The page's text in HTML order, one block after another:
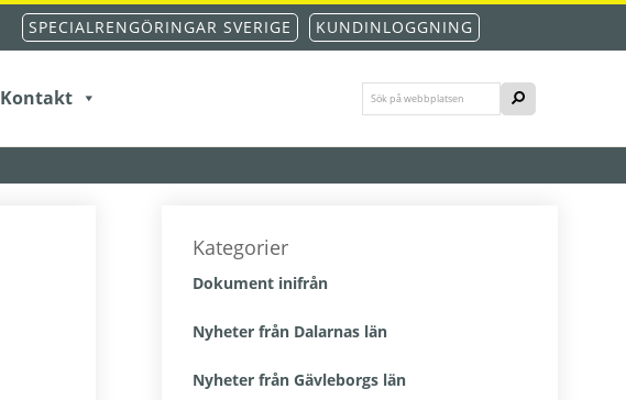
SPECIALRENGÖRINGAR SVERIGE KUNDINLOGGNING
Kontakt
Sök
på
SÖK
sidofält
Kategorier
Dokument inifrån
Nyheter från Dalarnas län
Nyheter från Gävleborgs län